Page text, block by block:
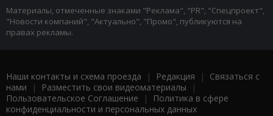
Материалы, отмеченные знаками "Реклама", "PR", "Спецпроект",
"Новости компаний", "Актуально", "Промо", публикуются на
правах рекламы.
Наши контакты и схема проезда | Редакция | Связаться с
нами | Разместить свои видеоматериалы |
Пользовательское Соглашение |
Политика в сфере
конфиденциальности и персональных данных